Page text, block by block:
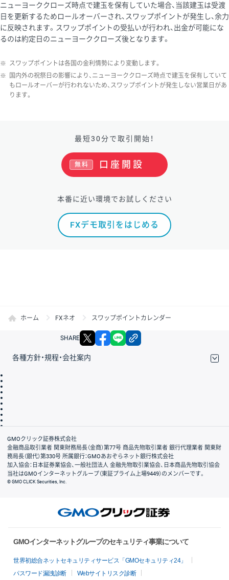
ニューヨーククローズ時点で建玉を保有していた場合、当該建玉は受渡
日を更新するためロールオーバーされ、スワップポイントが発生し、余力
に反映されます。スワップポイントの受払いが行われ、出金が可能にな
るのは約定日のニューヨーククローズ後となります。
※ スワップポイントは各国の金利情勢により変動します。
※
国内外の祝祭日の影響により、ニューヨーククローズ時点で建玉を保有していて
もロールオーバーが行われないため、スワップポイントが発生しない営業日があ
ります。
最短30分で取引開始！
口座開設
無料
本番に近い環境でお試しください
FXデモ取引をはじめる
ホーム FXネオ スワップポイントカレンダー
SHARE X facebook
各種方針・規程・会社案内
会社案内
GMOクリック証券株式会社
金融商品取引業者 関東財務局長（金商）第77号 商品先物取引業者 銀行代理業者 関東財
務局長（銀代）第330号 所属銀行：GMOあおぞらネット銀行株式会社
加入協会：日本証券業協会、一般社団法人 金融先物取引業協会、日本商品先物取引協会
当社はGMOインターネットグループ（東証プライム上場9449）のメンバーです。
© GMO CLICK Securities, Inc.
GMOインターネットグループのセキュリティ事業について
世界初総合ネットセキュリティサービス「GMOセキュリティ24」
パスワード漏洩診断
Webサイトリスク診断